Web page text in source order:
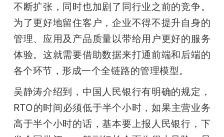
不断扩张，同时也加剧了同行业之前的竞争。
为了更好地留住客户，企业不得不提升自身的
管理、应用及产品质量以带给用户更好的服务
体验。这就需要借助数据来打通前端和后端的
各个环节，形成一个全链路的管理模型。
吴静涛介绍到，中国人民银行有明确的规定，
RTO的时间必须低于半个小时，如果主营业务
高于半个小时的话，基本要上报人民银行，下